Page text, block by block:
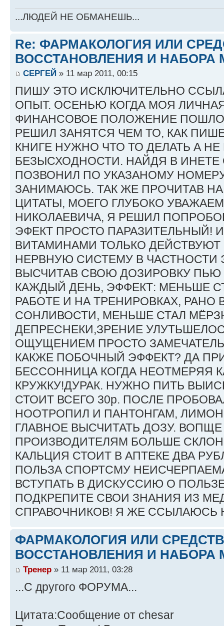
...ЛЮДЕЙ НЕ ОБМАНЕШЬ...
Re: ФАРМАКОЛОГИЯ ИЛИ
ВОССТАНОВЛЕНИЯ И НАБОРА
СЕРГЕЙ » 11 мар 2011, 00:15
ПИШУ ЭТО ИСКЛЮЧИТЕЛЬНО
ОПЫТ. ОСЕНЬЮ КОГДА МОЯ
ФИНАНСОВОЕ ПОЛОЖЕНИЕ ПОШЛО
РЕШИЛ ЗАНЯТСЯ ЧЕМ ТО, КАК
КНИГЕ НУЖНО ЧТО ТО ДЕЛАТЬ А НЕ
БЕЗЫСХОДНОСТИ. НАЙДЯ В ИНЕТЕ
ПОЗВОНИЛ ПО УКАЗАНОМУ
ЗАНИМАЮСЬ. ТАК ЖЕ ПРОЧИТАВ
ЦИТАТЫ, МОЕГО ГЛУБОКО
НИКОЛАЕВИЧА, Я РЕШИЛ
ЭФЕКТ ПРОСТО ПАРАЗИТЕЛЬНЫЙ!
ВИТАМИНАМИ ТОЛЬКО
НЕРВНУЮ СИСТЕМУ В ЧАСТНОСТИ
ВЫСЧИТАВ СВОЮ ДОЗИРОВКУ ПЬЮ
КАЖДЫЙ ДЕНЬ, ЭФФЕКТ: МЕНЬШЕ
РАБОТЕ И НА ТРЕНИРОВКАХ, РАНО
СОНЛИВОСТИ, МЕНЬШЕ СТАЛ
ДЕПРЕСНЕКИ,ЗРЕНИЕ
ОЩУЩЕНИЕМ ПРОСТО
КАКЖЕ ПОБОЧНЫЙ ЭФФЕКТ? ДА
БЕССОННИЦА КОГДА НЕОТМЕРЯЯ
КРУЖКУ!ДУРАК. НУЖНО ПИТЬ
СТОИТ ВСЕГО 30р. ПОСЛЕ
НООТРОПИЛ И ПАНТОНГАМ,
ГЛАВНОЕ ВЫСЧИТАТЬ ДОЗУ.
ПРОИЗВОДИТЕЛЯМ БОЛЬШЕ
КАЛЬЦИЯ СТОИТ В АПТЕКЕ ДВА
ПОЛЬЗА СПОРТСМУ
ВСТУПАТЬ В ДИСКУССИЮ О
ПОДКРЕПИТЕ СВОИ ЗНАНИЯ ИЗ
СПРАВОЧНИКОВ! Я ЖЕ ССЫЛАЮСЬ
ФАРМАКОЛОГИЯ ИЛИ
ВОССТАНОВЛЕНИЯ И НАБОРА
Тренер » 11 мар 2011, 03:28
...С другого ФОРУМА...
Цитата:Сообщение от chesar